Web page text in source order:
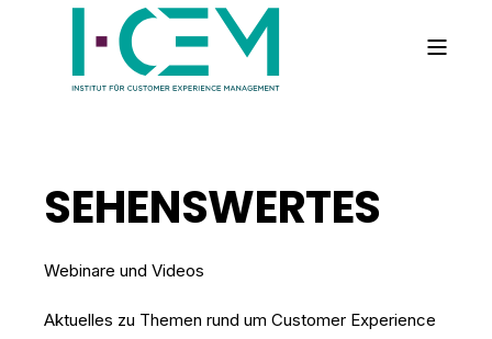
SEHENSWERTES
Webinare und Videos
Aktuelles zu Themen rund um Customer Experience